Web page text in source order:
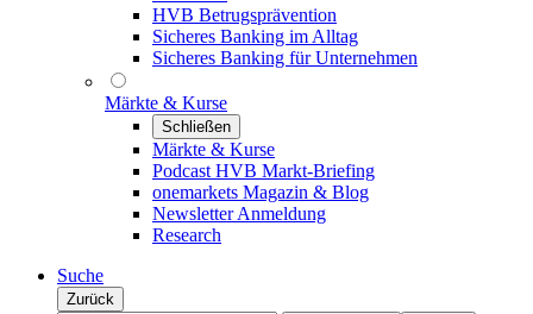
HVB Betrugsprävention
Sicheres Banking im Alltag
Sicheres Banking für Unternehmen
Märkte & Kurse
Schließen
Märkte & Kurse
Podcast HVB Markt-Briefing
onemarkets Magazin & Blog
Newsletter Anmeldung
Research
Suche
Zurück